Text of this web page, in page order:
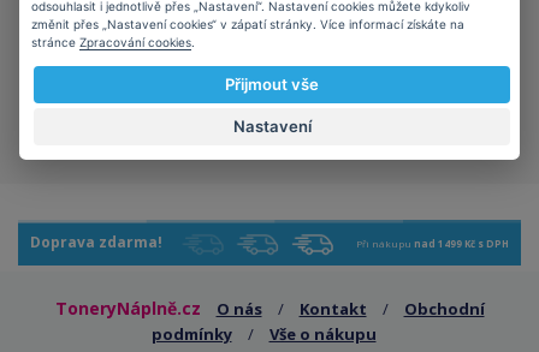
Šetříte planetu
kompatibilní kazety mají
kladný vliv na ekologii
Doprava zdarma! Při nákupu nad 1499 Kč s DPH
ToneryNáplně.cz O nás / Kontakt /
Obchodní
podmínky
/ Vše o nákupu
odsouhlasit i jednotlivě přes „Nastavení“. Nastavení cookies můžete kdykoliv
změnit přes „Nastavení cookies“ v zápatí stránky. Více informací získáte na
stránce Zpracování cookies
Přijmout vše
Nastavení